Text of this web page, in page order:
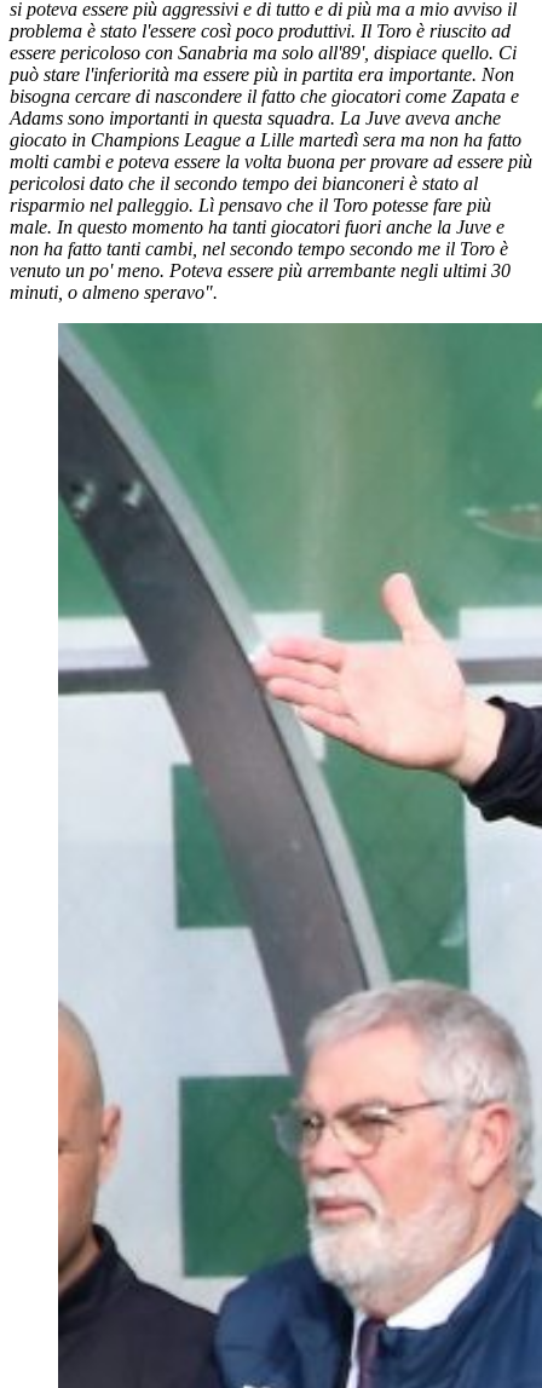
si poteva essere più aggressivi e di tutto e di più ma a mio avviso il
problema è stato l'essere così poco produttivi. Il Toro è riuscito ad
essere pericoloso con Sanabria ma solo all'89', dispiace quello. Ci
può stare l'inferiorità ma essere più in partita era importante. Non
bisogna cercare di nascondere il fatto che giocatori come Zapata e
Adams sono importanti in questa squadra. La Juve aveva anche
giocato in Champions League a Lille martedì sera ma non ha fatto
molti cambi e poteva essere la volta buona per provare ad essere più
pericolosi dato che il secondo tempo dei bianconeri è stato al
risparmio nel palleggio. Lì pensavo che il Toro potesse fare più
male. In questo momento ha tanti giocatori fuori anche la Juve e
non ha fatto tanti cambi, nel secondo tempo secondo me il Toro è
venuto un po' meno. Poteva essere più arrembante negli ultimi 30
minuti, o almeno speravo".